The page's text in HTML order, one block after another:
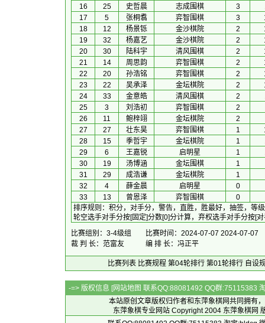
16
25 史哲晨 志成围棋 3
17
5 张桐翥 弈智围棋 3
18
12 杨景铄 金沙棋院 2
19
32 杨嘉艺 金沙棋院 2
20
30 陆科宇 清风围棋 2
21
14 周思韵 弈智围棋 2
22
20 孙浩铭 弈智围棋 2
23
22 吴承泽 金坛棋院 2
24
33 金意皓 清风围棋 2
25
3 刘浩初 弈智围棋
2
26
11 鲍梓翊 金坛棋院
2
27
27 壮东昊 弈智围棋 1
28
15 季哲宇 金坛棋院 1
29
6 王嘉锐 启明星 1
30
19 汤博涵 金坛围棋
1
31
29 成浩谦 金坛棋院
1
32
4 薛金晨 启明星
0
33
13 曾恩泽 弈智围棋
0
排序规则 ： 积分，对手分，警告，直胜，胜最好，抽签，等级
轮空选手对手分按[固定]分数[0]分计算，弃权选手对手分按[
比赛组别：3-4级组
比赛时间：2024-07-07 2024-07-07
裁 判 长：范富友
编 排 长：冯正平
比赛列表 比赛规程 第04轮排行 第01轮排行 自设
-=> 版权信息 [网站地图 联系QQ:88081492 QQ群:75115383
本站原创文章版权归作者和 东萍象棋网共同拥有
东萍象棋专业网站 Copyright 2004 东萍象棋网